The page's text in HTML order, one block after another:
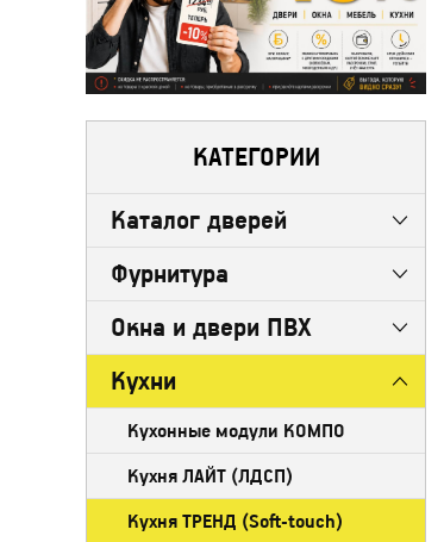
КАТЕГОРИИ
Каталог дверей
Фурнитура
Окна и двери ПВХ
Кухни
Кухонные модули КОМПО
Кухня ЛАЙТ (ЛДСП)
Кухня ТРЕНД (Soft-touch)